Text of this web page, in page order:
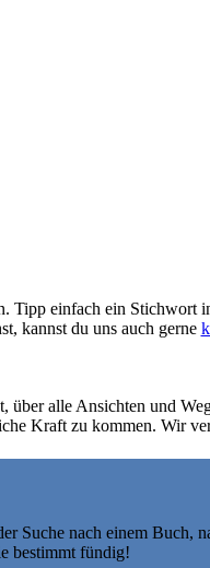
einfach ein Stichwort
kannst du uns auch gerne
alle Ansichten und
Kraft zu kommen. Wir
nach einem Buch,
bestimmt fündig!